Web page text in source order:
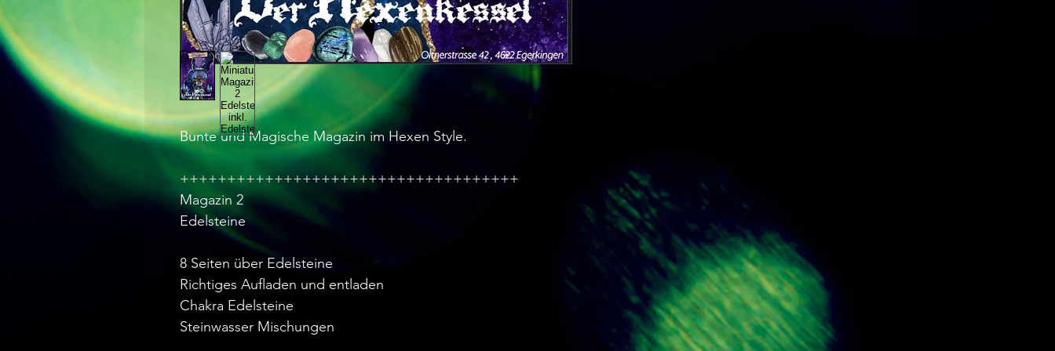
Bunte und Magische Magazin im Hexen Style.
++++++++++++++++++++++++++++++++++++
Magazin 2
Edelsteine
8 Seiten über Edelsteine
Richtiges Aufladen und entladen
Chakra Edelsteine
Steinwasser Mischungen